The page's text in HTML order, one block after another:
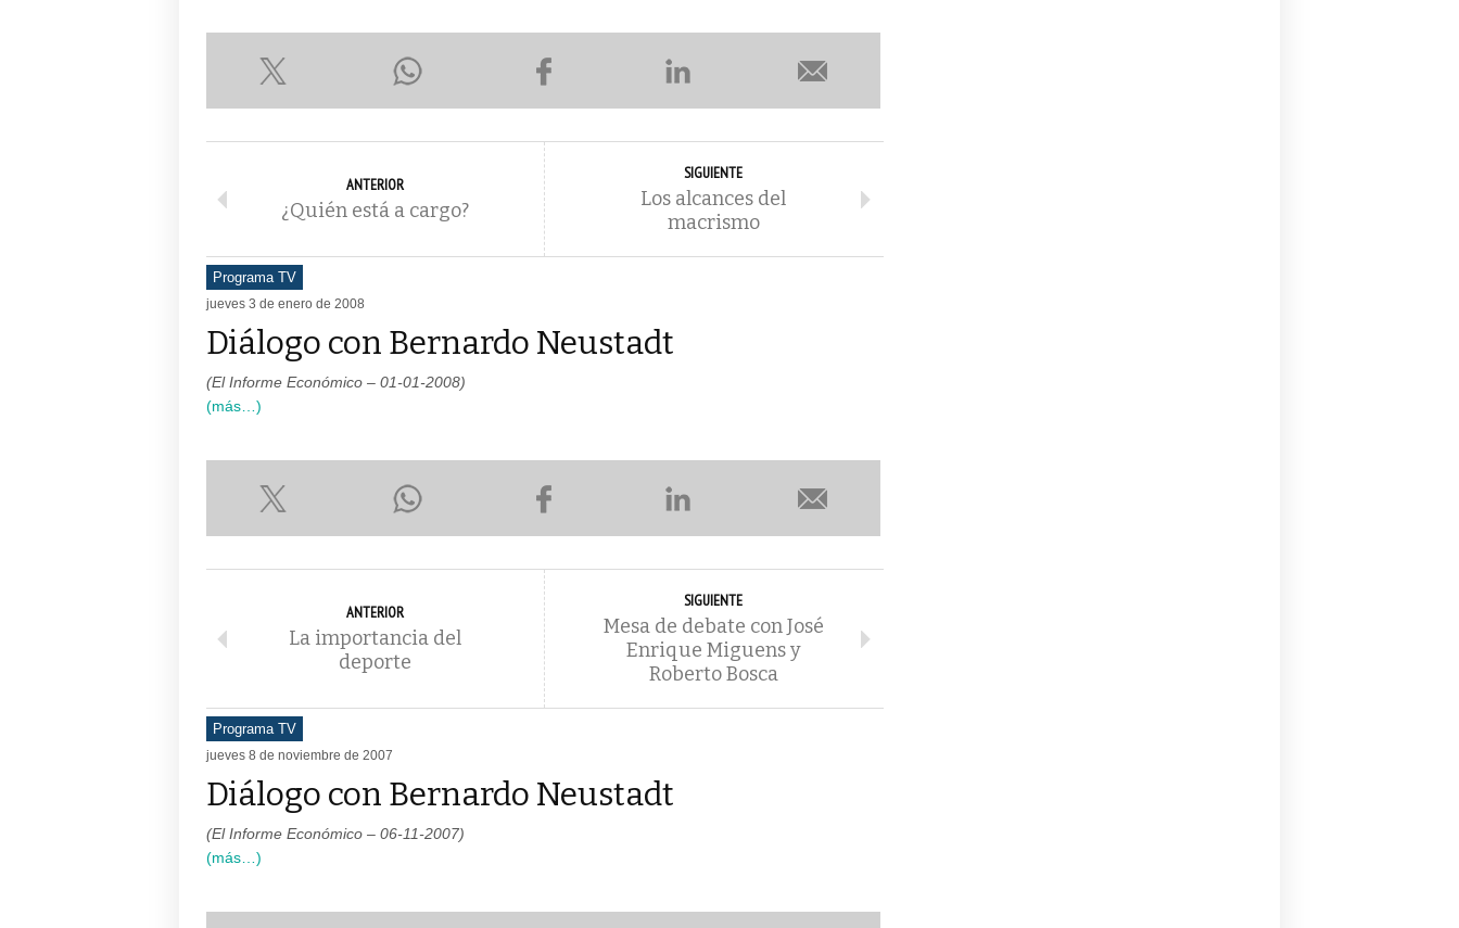
ANTERIOR
¿Quién está a cargo?
SIGUIENTE
Los alcances del
macrismo
Programa TV
jueves 3 de enero de 2008
Diálogo con Bernardo Neustadt
(El Informe Económico – 01-01-2008)
(más…)
ANTERIOR
La importancia del
deporte
SIGUIENTE
Mesa de debate con José
Enrique Miguens y
Roberto Bosca
Programa TV
jueves 8 de noviembre de 2007
Diálogo con Bernardo Neustadt
(El Informe Económico – 06-11-2007)
(más…)